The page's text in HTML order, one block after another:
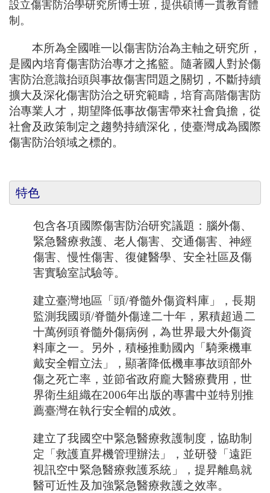
設立傷害防治學研究所博士班，提供碩博一貫教育體
制。
本所為全國唯一以傷害防治為主軸之研究所，
是國內培育傷害防治專才之搖籃。隨著國人對於傷
害防治意識抬頭與事故傷害問題之關切，不斷持續
擴大及深化傷害防治之研究範疇，培育高階傷害防
治專業人才，期望降低事故傷害帶來社會負擔，從
社會及政策制定之趨勢持續深化，使臺灣成為國際
傷害防治領域之標的。
特色
包含各項國際傷害防治研究議題：腦外傷、
緊急醫療救護、老人傷害、交通傷害、神經
傷害、慢性傷害、復健醫學、安全社區及傷
害實驗室試驗等。
建立臺灣地區「頭/脊髓外傷資料庫」，長期
監測我國頭/脊髓外傷達二十年，累積超過二
十萬例頭脊髓外傷病例，為世界最大外傷資
料庫之一。另外，積極推動國內「騎乘機車
戴安全帽立法」，顯著降低機車事故頭部外
傷之死亡率，並節省政府龐大醫療費用，世
界衛生組織在2006年出版的專書中並特別推
薦臺灣在執行安全帽的成效。
建立了我國空中緊急醫療救護制度，協助制
定「救護直昇機管理辦法」，並研發「遠距
視訊空中緊急醫療救護系統」，提昇離島就
醫可近性及加強緊急醫療救護之效率。